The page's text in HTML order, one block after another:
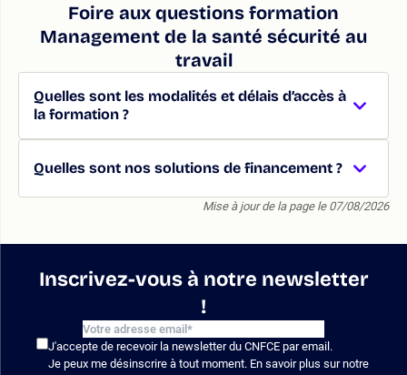
Foire aux questions formation
Management de la santé sécurité au
travail
Quelles sont les modalités et délais d’accès à
la formation ?
Quelles sont nos solutions de financement ?
Mise à jour de la page le 07/08/2026
Inscrivez-vous à notre newsletter
!
J'accepte de recevoir la newsletter du CNFCE par email.
Je peux me désinscrire à tout moment. En savoir plus sur notre